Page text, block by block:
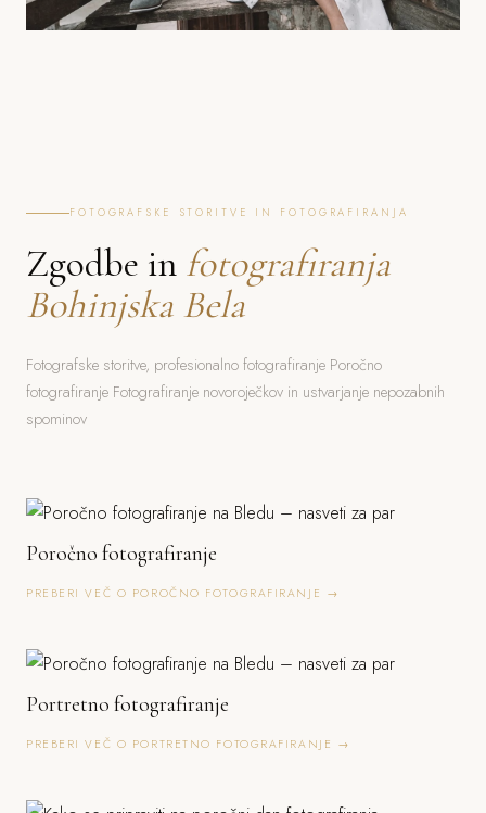
FOTOGRAFSKE STORITVE IN FOTOGRAFIRANJA
Zgodbe in fotografiranja
Bohinjska Bela
Fotografske storitve, profesionalno fotografiranje Poročno
fotografiranje Fotografiranje novoroječkov in ustvarjanje nepozabnih
spominov
Poročno fotografiranje
PREBERI VEČ O POROČNO FOTOGRAFIRANJE →
Portretno fotografiranje
PREBERI VEČ O PORTRETNO FOTOGRAFIRANJE →